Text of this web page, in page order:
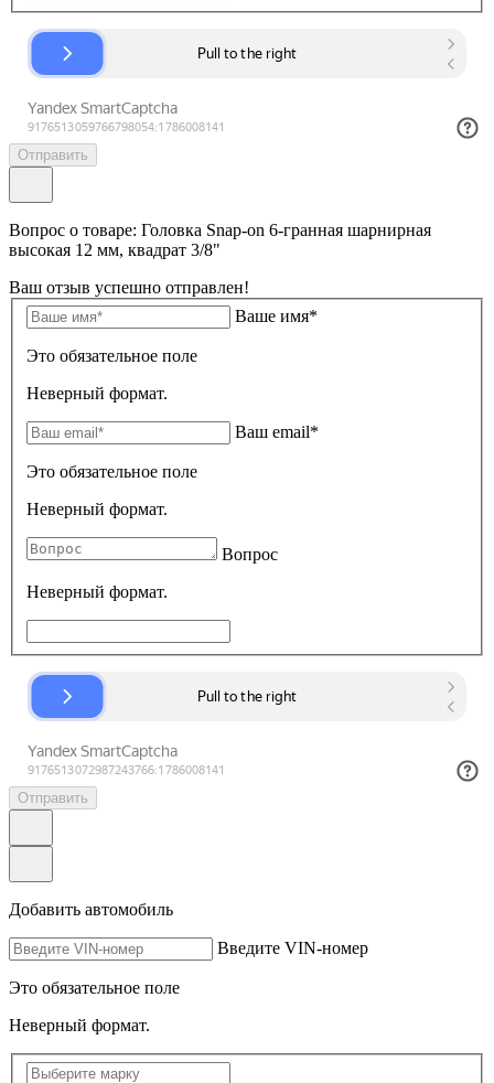
Отправить
Вопрос о товаре: Головка Snap-on 6-гранная шарнирная
высокая 12 мм, квадрат 3/8"
Ваш отзыв успешно отправлен!
Ваше имя*
Это обязательное поле
Неверный формат.
Ваш email*
Это обязательное поле
Неверный формат.
Вопрос
Неверный формат.
Отправить
Добавить автомобиль
Введите VIN-номер
Это обязательное поле
Неверный формат.